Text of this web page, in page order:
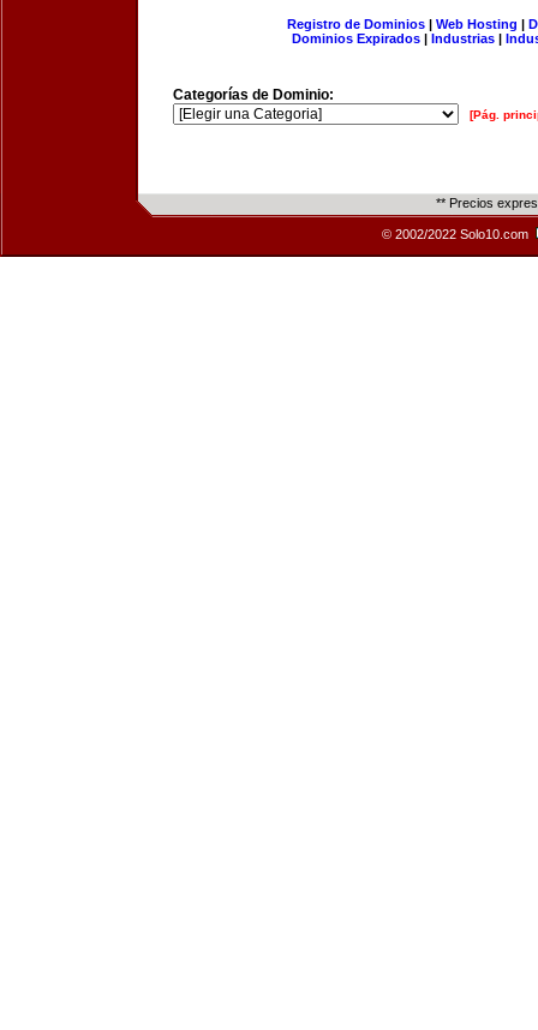
Registro de Dominios| Web Hosting |
Dominios Expirados | Industrias |
Categorías de Dominio:
[Pág.
** Precios
© 2002/2022 Solo10.com